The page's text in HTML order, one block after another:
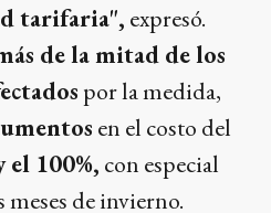
tarifaria", expresó.
de la mitad de los
por la medida,
en el costo del
el 100%, con especial
de invierno.